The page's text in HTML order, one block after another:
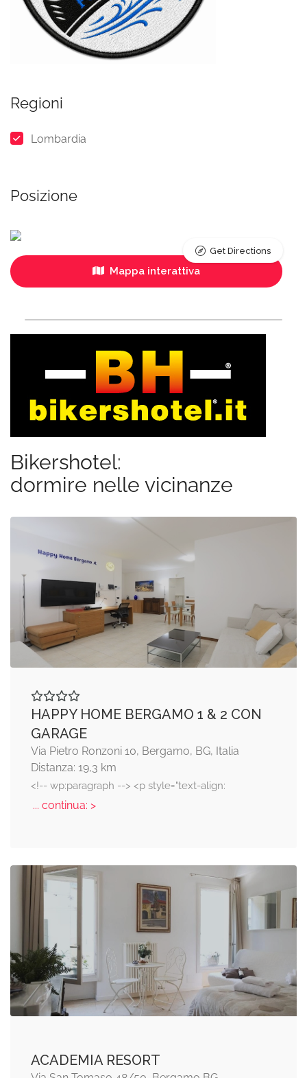
Regioni
Lombardia
Posizione
Mappa interattiva
Get Directions
Bikershotel:
dormire nelle vicinanze
HAPPY HOME BERGAMO 1 & 2 CON
GARAGE
Via Pietro Ronzoni 10, Bergamo, BG, Italia
Distanza: 19,3 km
<!-- wp:paragraph --> <p style="text-align:
... continua: >
ACADEMIA RESORT